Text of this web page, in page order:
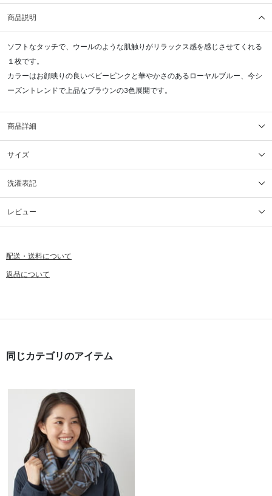
商品説明
ソフトなタッチで、ウールのような肌触りがリラックス感を感じさせてくれる
１枚です。
カラーはお顔映りの良いベビーピンクと華やかさのあるローヤルブルー、今シ
ーズントレンドで上品なブラウンの3色展開です。
商品詳細
サイズ
洗濯表記
レビュー
配送・送料について
返品について
同じカテゴリのアイテム